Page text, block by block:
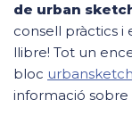
de urban
consell pràctics i
llibre! Tot un
bloc
informació sobre